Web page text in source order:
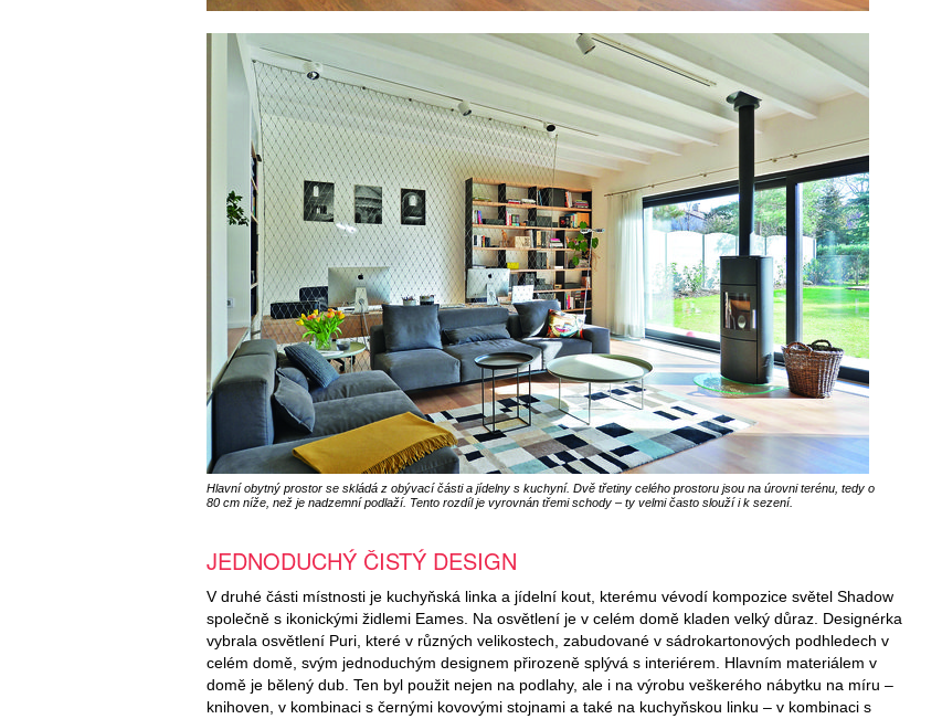
Hlavní obytný prostor se skládá z obývací části a jídelny s kuchyní. Dvě třetiny celého prostoru jsou na úrovni terénu, tedy o
80 cm níže, než je nadzemní podlaží. Tento rozdíl je vyrovnán třemi schody – ty velmi často slouží i k sezení.
JEDNODUCHÝ ČISTÝ DESIGN
V druhé části místnosti je kuchyňská linka a jídelní kout, kterému vévodí kompozice světel Shadow
společně s ikonickými židlemi Eames. Na osvětlení je v celém domě kladen velký důraz. Designérka
vybrala osvětlení Puri, které v různých velikostech, zabudované v sádrokartonových podhledech v
celém domě, svým jednoduchým designem přirozeně splývá s interiérem. Hlavním materiálem v
domě je bělený dub. Ten byl použit nejen na podlahy, ale i na výrobu veškerého nábytku na míru –
knihoven, v kombinaci s černými kovovými stojnami a také na kuchyňskou linku – v kombinaci s